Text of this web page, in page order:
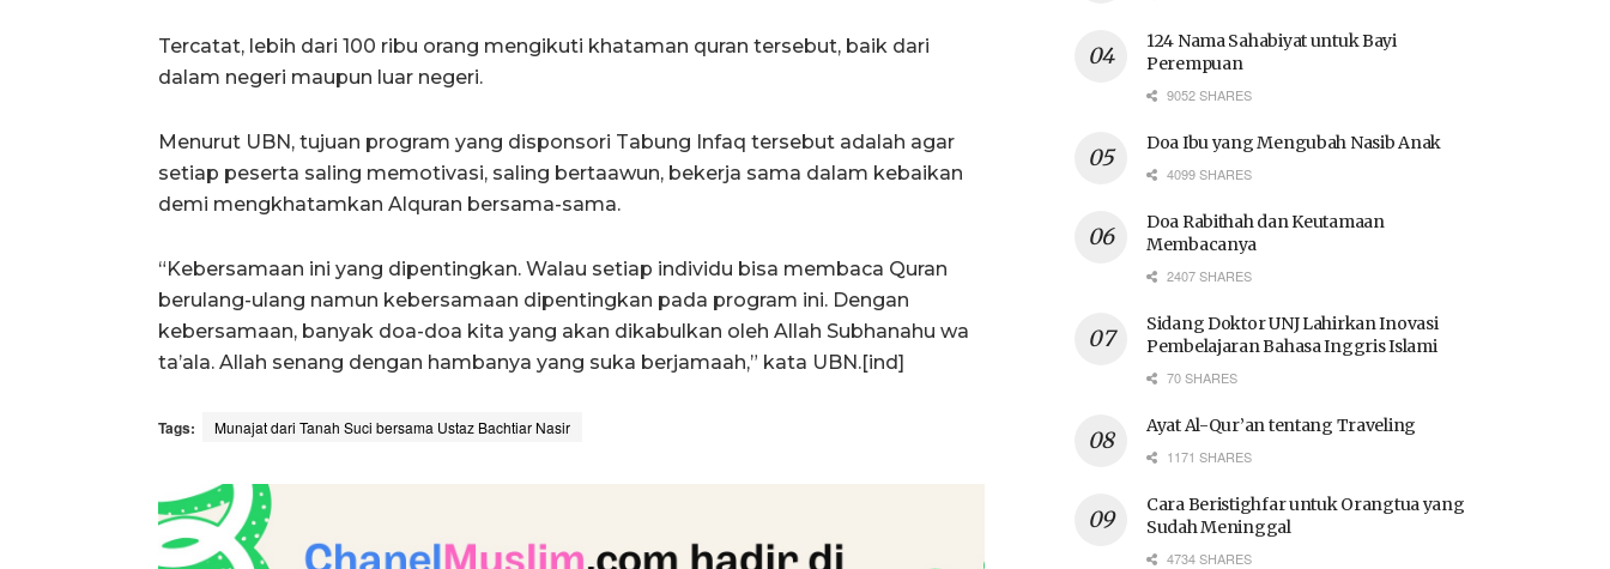
Tercatat, lebih dari 100 ribu orang mengikuti khataman quran tersebut, baik dari
dalam negeri maupun luar negeri.
Menurut UBN, tujuan program yang disponsori Tabung Infaq tersebut adalah agar
setiap peserta saling memotivasi, saling bertaawun, bekerja sama dalam kebaikan
demi mengkhatamkan Alquran bersama-sama.
“Kebersamaan ini yang dipentingkan. Walau setiap individu bisa membaca Quran
berulang-ulang namun kebersamaan dipentingkan pada program ini. Dengan
kebersamaan, banyak doa-doa kita yang akan dikabulkan oleh Allah Subhanahu wa
ta’ala. Allah senang dengan hambanya yang suka berjamaah,” kata UBN.[ind]
Tags: Munajat dari Tanah Suci bersama Ustaz Bachtiar Nasir
124 Nama Sahabiyat untuk Bayi
Perempuan
9052 SHARES
Doa Ibu yang Mengubah Nasib Anak
4099 SHARES
Doa Rabithah dan Keutamaan
Membacanya
2407 SHARES
Sidang Doktor UNJ Lahirkan Inovasi
Pembelajaran Bahasa Inggris Islami
70 SHARES
Ayat Al-Qur’an tentang Traveling
1171 SHARES
Cara Beristighfar untuk Orangtua yang
Sudah Meninggal
4734 SHARES